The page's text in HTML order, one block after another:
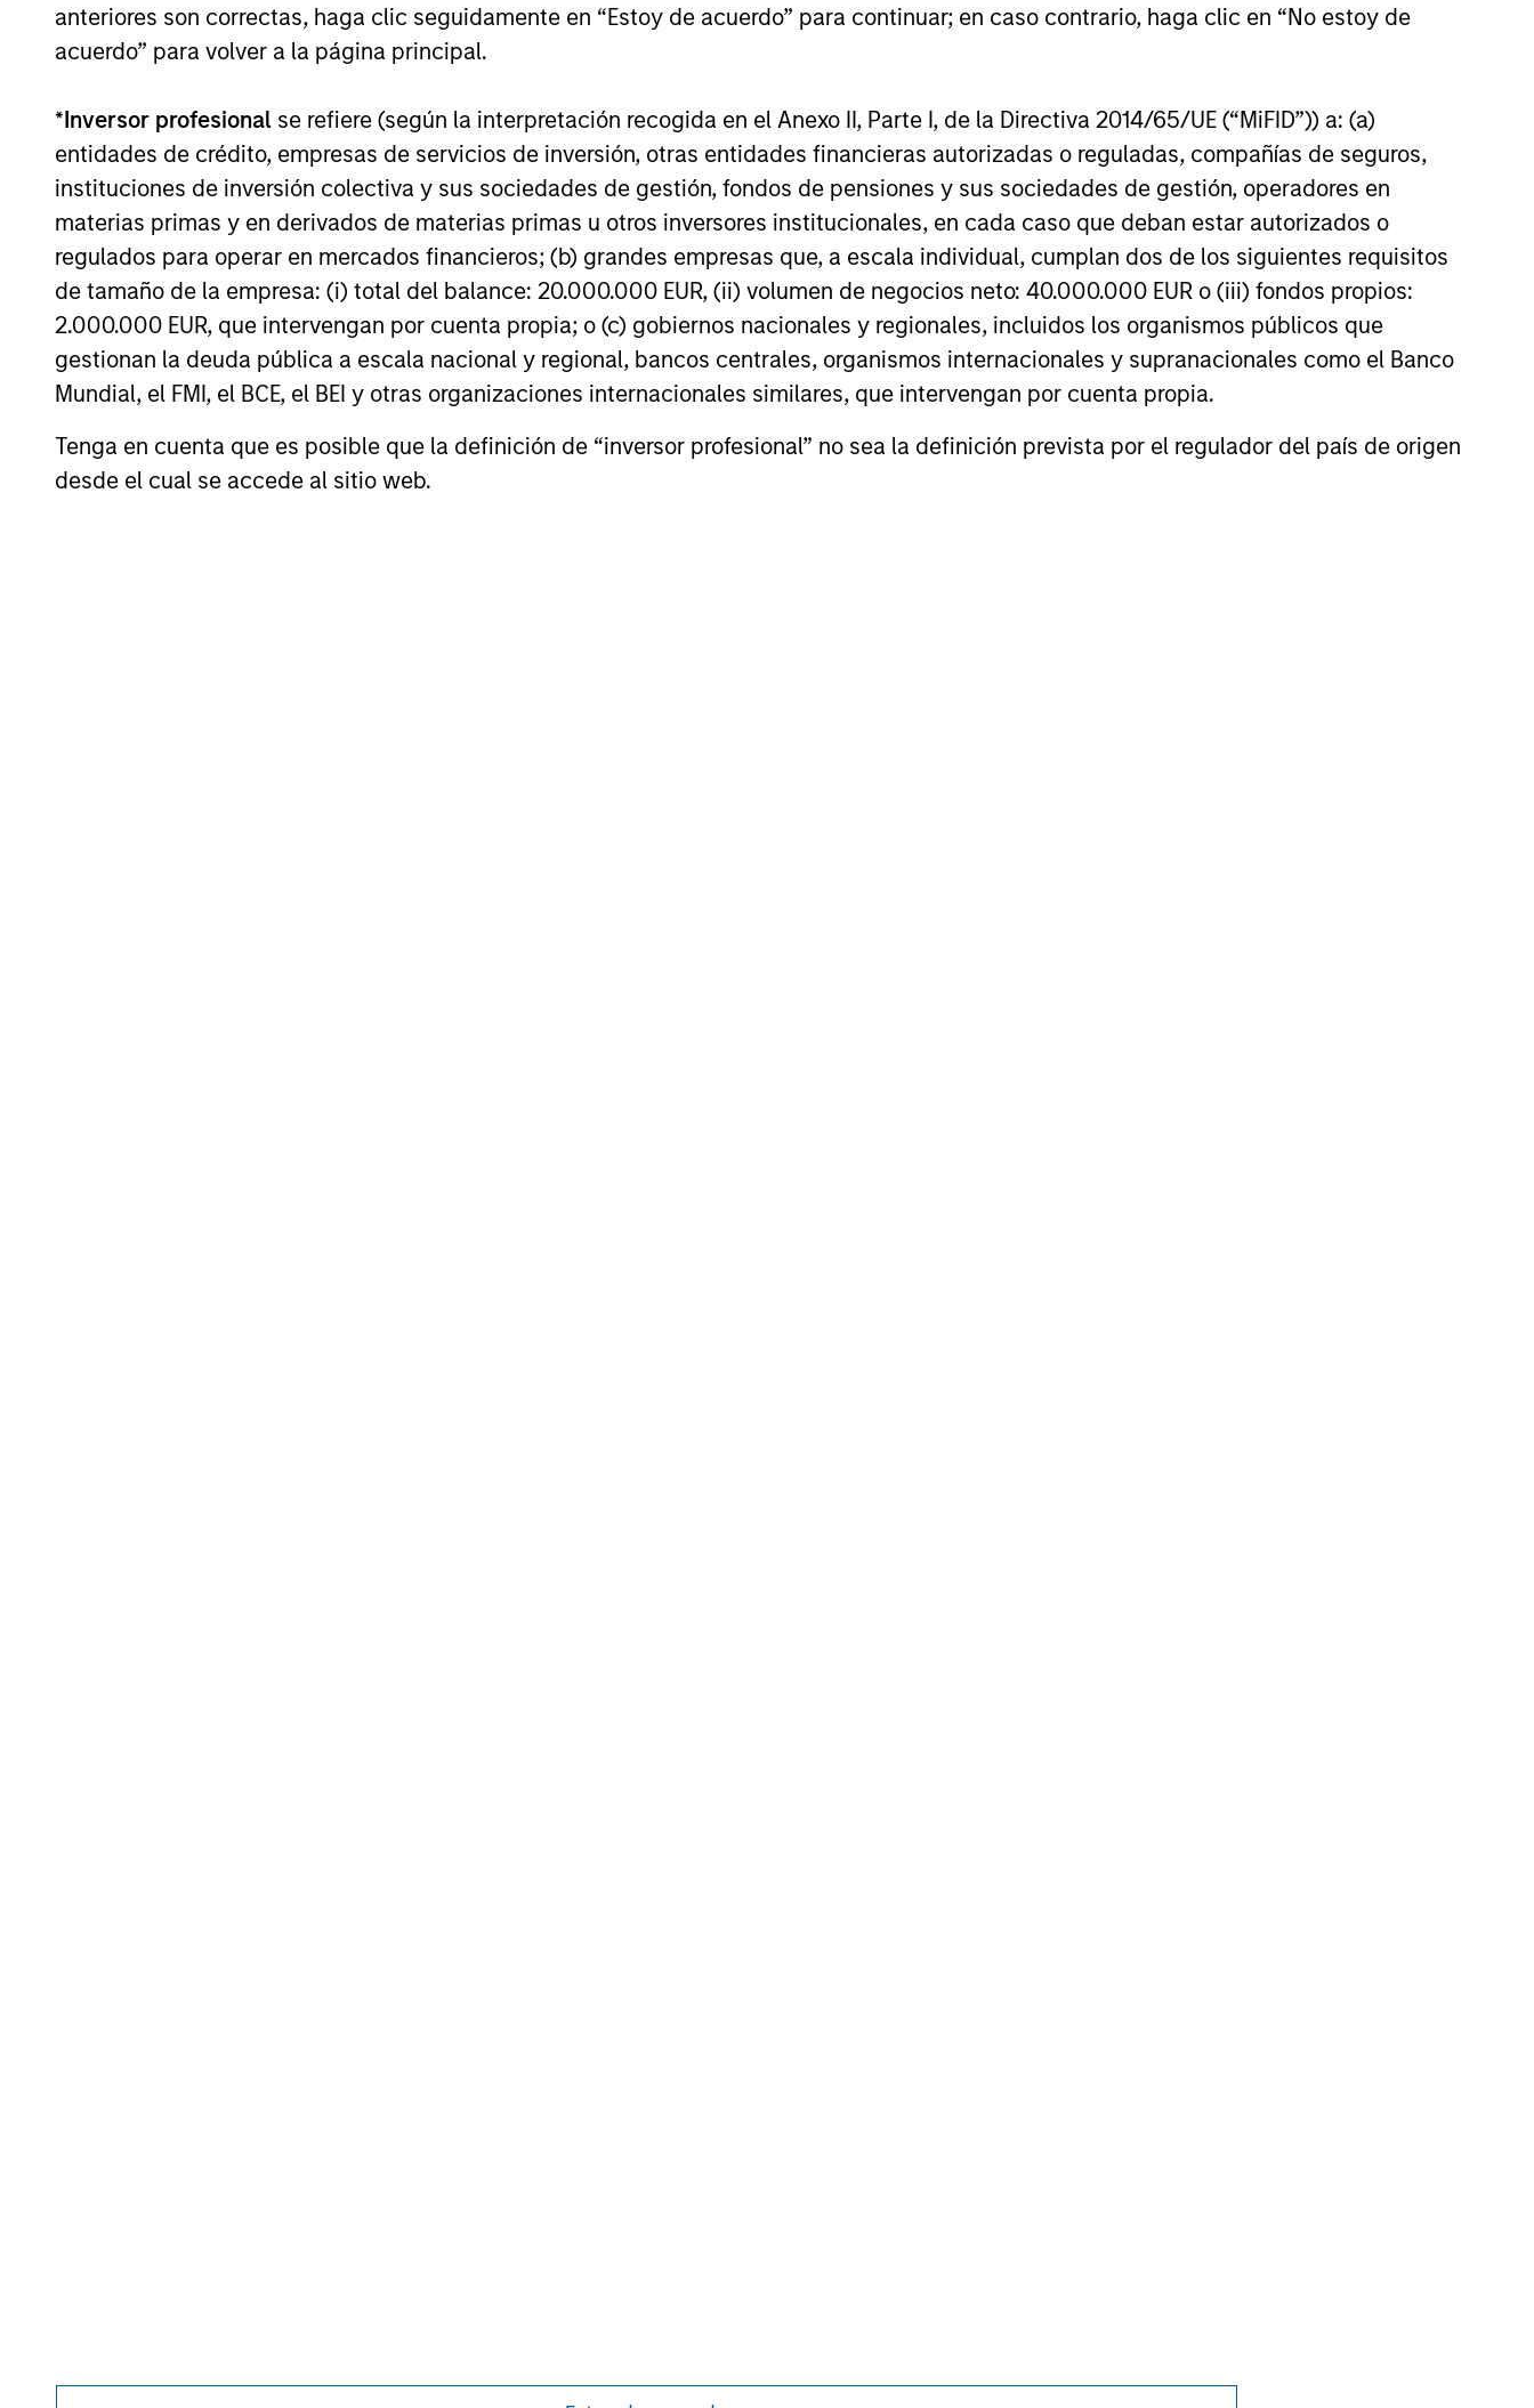
anteriores son correctas, haga clic seguidamente en “Estoy de acuerdo” para continuar; en caso contrario, haga clic en “No estoy de
acuerdo” para volver a la página principal.
*Inversor profesional se refiere (según la interpretación recogida en el Anexo II, Parte I, de la Directiva 2014/65/UE (“MiFID”)) a: (a)
entidades de crédito, empresas de servicios de inversión, otras entidades financieras autorizadas o reguladas, compañías de seguros,
instituciones de inversión colectiva y sus sociedades de gestión, fondos de pensiones y sus sociedades de gestión, operadores en
materias primas y en derivados de materias primas u otros inversores institucionales, en cada caso que deban estar autorizados o
regulados para operar en mercados financieros; (b) grandes empresas que, a escala individual, cumplan dos de los siguientes requisitos
de tamaño de la empresa: (i) total del balance: 20.000.000 EUR, (ii) volumen de negocios neto: 40.000.000 EUR o (iii) fondos propios:
2.000.000 EUR, que intervengan por cuenta propia; o (c) gobiernos nacionales y regionales, incluidos los organismos públicos que
gestionan la deuda pública a escala nacional y regional, bancos centrales, organismos internacionales y supranacionales como el Banco
Mundial, el FMI, el BCE, el BEI y otras organizaciones internacionales similares, que intervengan por cuenta propia.
Tenga en cuenta que es posible que la definición de “inversor profesional” no sea la definición prevista por el regulador del país de origen
desde el cual se accede al sitio web.
todas las cifras de rentabilidad y los datos del índice es Morgan Stanley Investment Management. Por
favorhaga clic aquípara obtener información adicional sobre rentabilidad e información importante que
Los gastos corrientes reflejan los pagos y gastos
asumidos durante el funcionamiento del fondo y se
deducen de los activos del fondo durante el período.
Incluye las comisiones pagadas por gestión de
inversiones (comisión de gestión), las del depositario
y los gastos administrativos.
Rentabilidades totales anuales medias
Comentario Key Investor Information (KID)